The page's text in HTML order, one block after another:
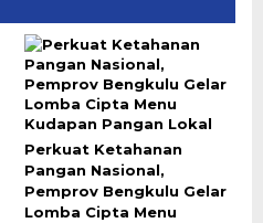
Perkuat Ketahanan
Pangan Nasional,
Pemprov Bengkulu Gelar
Lomba Cipta Menu